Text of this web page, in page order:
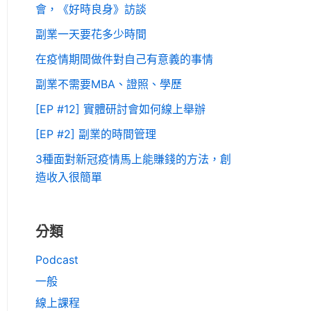
會，《好時良身》訪談
副業一天要花多少時間
在疫情期間做件對自己有意義的事情
副業不需要MBA、證照、學歷
[EP #12] 實體研討會如何線上舉辦
[EP #2] 副業的時間管理
3種面對新冠疫情馬上能賺錢的方法，創
造收入很簡單
分類
Podcast
一般
線上課程